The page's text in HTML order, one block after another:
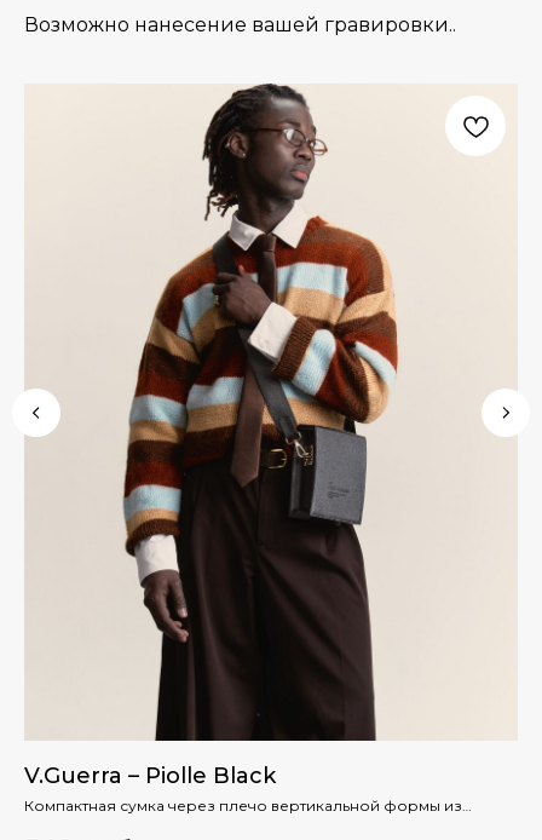
Возможно нанесение вашей гравировки..
V.Guerra – Piolle Black
Компактная сумка через плечо вертикальной формы из